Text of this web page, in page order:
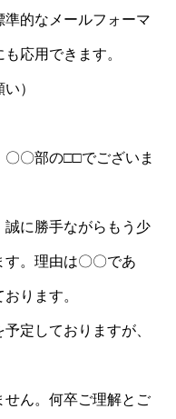
的なメールフォーマ
応用できます。
）
〇部の□□でございま
に勝手ながらもう少
す。理由は〇〇であ
ります。
定しておりますが、
せん。何卒ご理解とご